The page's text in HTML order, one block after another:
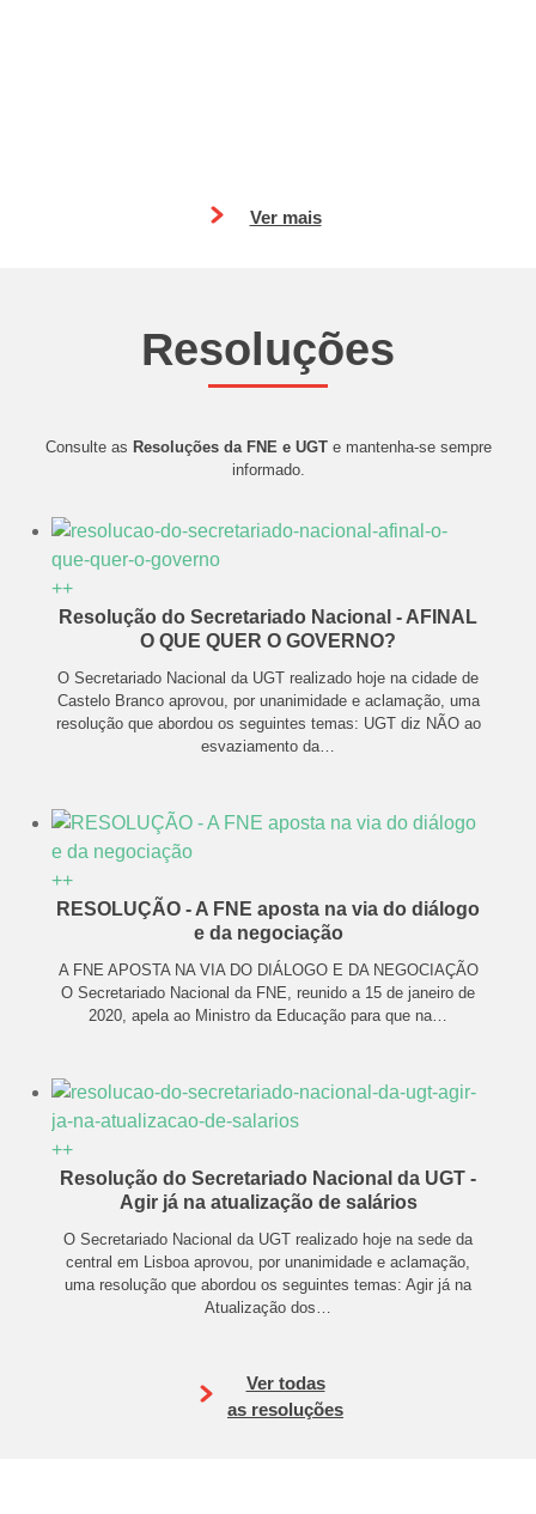
Ver mais
Resoluções
Consulte as Resoluções da FNE e UGTe mantenha-se sempre
informado.
++
Resolução do Secretariado Nacional - AFINAL
O QUE QUER O GOVERNO?
O Secretariado Nacional da UGT realizado hoje na cidade de
Castelo Branco aprovou, por unanimidade e aclamação, uma
resolução que abordou os seguintes temas: UGT diz NÃO ao
esvaziamento da…
++
RESOLUÇÃO - A FNE aposta na via do diálogo
e da negociação
A FNE APOSTA NA VIA DO DIÁLOGO E DA NEGOCIAÇÃO
O Secretariado Nacional da FNE, reunido a 15 de janeiro de
2020, apela ao Ministro da Educação para que na…
++
Resolução do Secretariado Nacional da UGT -
Agir já na atualização de salários
O Secretariado Nacional da UGT realizado hoje na sede da
central em Lisboa aprovou, por unanimidade e aclamação,
uma resolução que abordou os seguintes temas: Agir já na
Atualização dos…
Ver todas
as resoluções